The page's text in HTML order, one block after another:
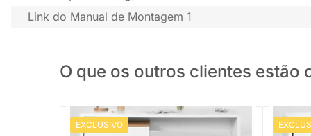
Link do Manual de Montagem 1
O que os outros clientes estão
EXCLUSIVO
Conjunto Office - Bancada